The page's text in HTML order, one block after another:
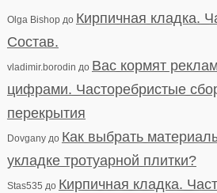
Olga Bishopдо Кирпичная кладка.
Состав.
vladimir.borodin до Вас кормят
цифрами. Часторебристые
перекрытия
Dovganyдо Как выбрать
укладке тротуарной плитки?
Stas535 до Кирпичная кладка.